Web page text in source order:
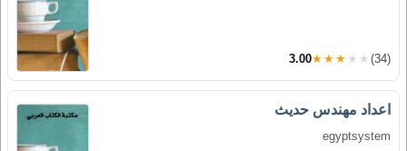
3.00★★★★★ (34)
اعداد مهندس حديث
egyptsystem